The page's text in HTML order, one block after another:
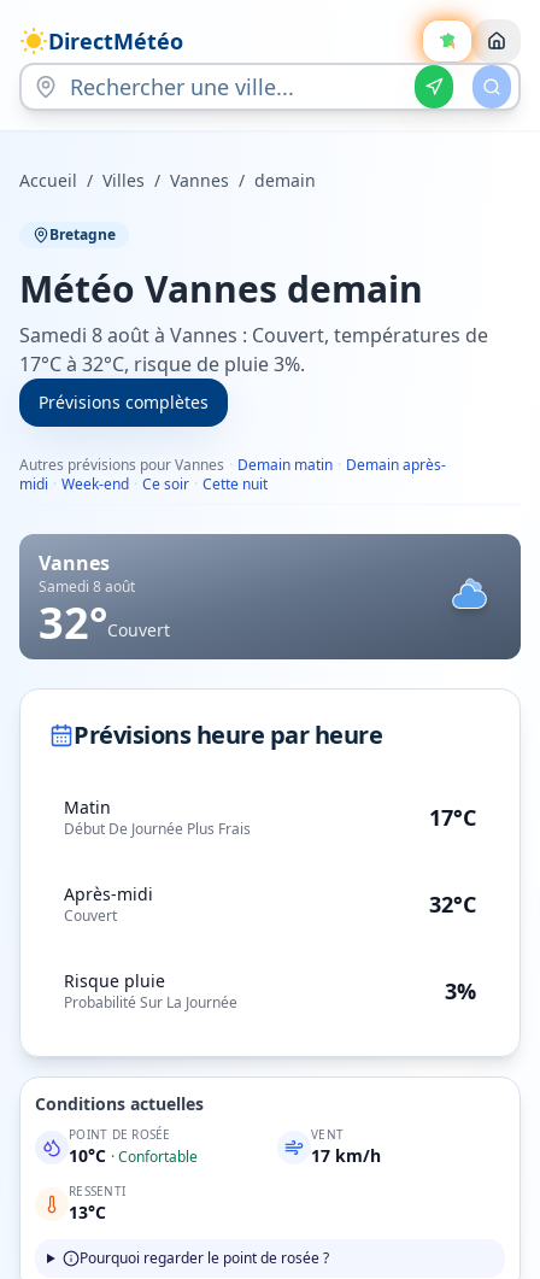
DirectMétéo
Accueil / Villes / Vannes / demain
Bretagne
Météo Vannes demain
Samedi 8 août à Vannes : Couvert, températures de
17°C à 32°C, risque de pluie 3%.
Prévisions complètes
Autres prévisions pour Vannes · Demain matin · Demain après-
midi · Week-end · Ce soir · Cette nuit
Vannes
Samedi 8 août
32°Couvert
Prévisions heure par heure
Matin
Début De Journée Plus Frais 17°C
Après-midi
Couvert 32°C
Risque pluie
Probabilité Sur La Journée 3%
Conditions actuelles
POINT DE ROSÉE
10°C ·Confortable
VENT
17 km/h
RESSENTI
13°C
Pourquoi regarder le point de rosée ?